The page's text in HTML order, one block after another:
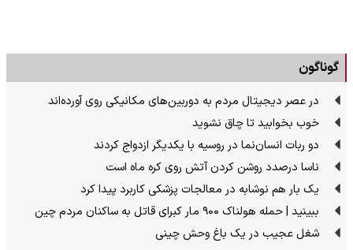
گوناگون
در عصر دیجیتال مردم به دوربین‌های مکانیکی روی آورده‌اند
خوب بخوابید تا چاق نشوید
دو ربات انسان‌نما در روسیه با یکدیگر ازدواج کردند
ناسا درصدد روشن کردن آتش روی کره ماه است
یک بار هم نوشابه در معالجات پزشکی کاربرد پیدا کرد
ببینید | حمله هولناک ۹۰۰ مار کبرای قاتل به ساکنان مردم چین
شغل عجیب در یک باغ وحش چینی